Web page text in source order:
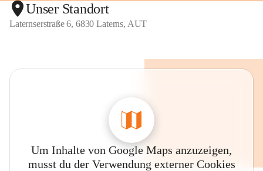
Unser Standort
Laternserstraße 6, 6830 Laterns, AUT
Um Inhalte von Google Maps anzuzeigen,
musst du der Verwendung externer Cookies